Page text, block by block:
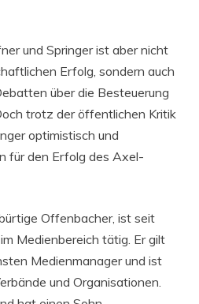
und Springer ist aber nicht
Erfolg, sondern auch
über die Besteuerung
trotz der öffentlichen Kritik
optimistisch und
für den Erfolg des Axel-
Offenbacher, ist seit
Medienbereich tätig. Er gilt
Medienmanager und ist
und Organisationen.